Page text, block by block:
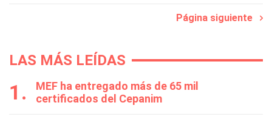
Página siguiente
LAS MÁS LEÍDAS
MEF ha entregado más de 65 mil
certificados del Cepanim